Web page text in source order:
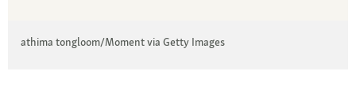
athima tongloom/Moment via Getty Images